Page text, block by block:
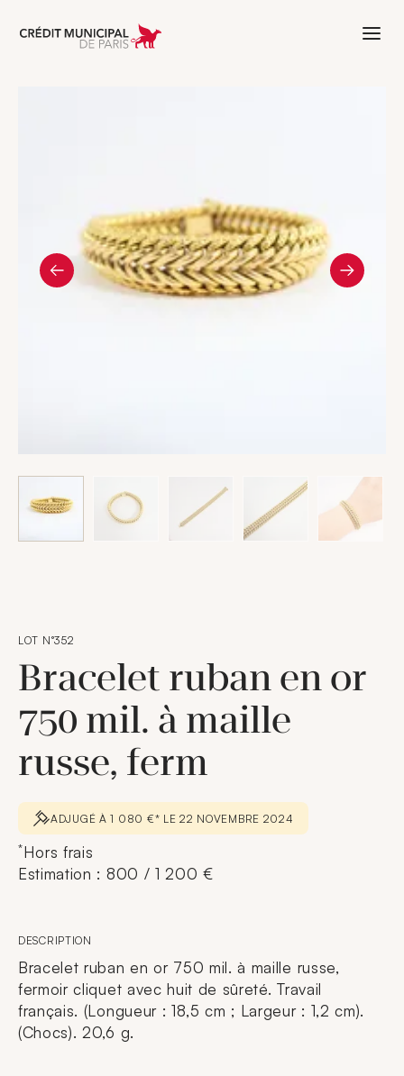
Aller à l'accueil de Crédit Municipal
LOT N°352
Bracelet ruban en or
750 mil. à maille
russe, ferm
ADJUGÉ À 1 080 €* LE 22 NOVEMBRE 2024
*Hors frais
Estimation : 800 / 1 200 €
DESCRIPTION
Bracelet ruban en or 750 mil. à maille russe,
fermoir cliquet avec huit de sûreté. Travail
français. (Longueur : 18,5 cm ; Largeur : 1,2 cm).
(Chocs). 20,6 g.